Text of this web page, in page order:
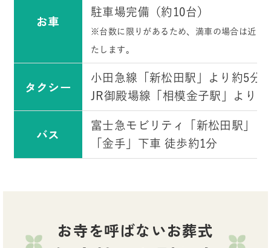
お車
駐車場完備（約10台）
※台数に限りがあるため、満車の場合は近隣
たします。
タクシー
小田急線「新松田駅」より約5分
JR御殿場線「相模金子駅」より約
バス
富士急モビリティ「新松田駅」よ
「金手」下車 徒歩約1分
お寺を呼ばないお葬式